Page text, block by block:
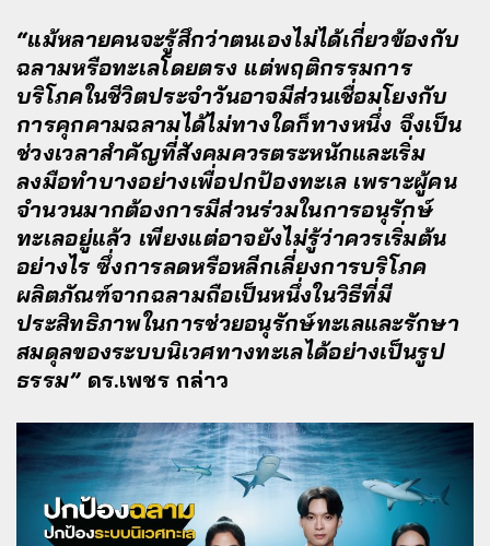
“แม้หลายคนจะรู้สึกว่าตนเองไม่ได้เกี่ยวข้องกับ
ฉลามหรือทะเลโดยตรง แต่พฤติกรรมการ
บริโภคในชีวิตประจำวันอาจมีส่วนเชื่อมโยงกับ
การคุกคามฉลามได้ไม่ทางใดก็ทางหนึ่ง จึงเป็น
ช่วงเวลาสำคัญที่สังคมควรตระหนักและเริ่ม
ลงมือทำบางอย่างเพื่อปกป้องทะเล เพราะผู้คน
จำนวนมากต้องการมีส่วนร่วมในการอนุรักษ์
ทะเลอยู่แล้ว เพียงแต่อาจยังไม่รู้ว่าควรเริ่มต้น
อย่างไร ซึ่งการลดหรือหลีกเลี่ยงการบริโภค
ผลิตภัณฑ์จากฉลามถือเป็นหนึ่งในวิธีที่มี
ประสิทธิภาพในการช่วยอนุรักษ์ทะเลและรักษา
สมดุลของระบบนิเวศทางทะเลได้อย่างเป็นรูป
ธรรม”ดร.เพชร กล่าว